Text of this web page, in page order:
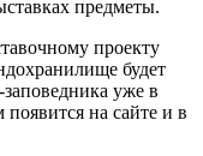
предметы.
проекту
будет
заповедника уже в
на сайте и в